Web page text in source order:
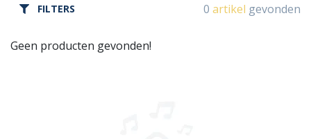
FILTERS 0 artikel gevonden
Geen producten gevonden!